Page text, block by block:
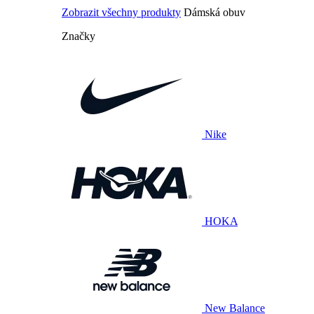
Zobrazit všechny produkty Dámská obuv
Značky
Nike
HOKA
New Balance